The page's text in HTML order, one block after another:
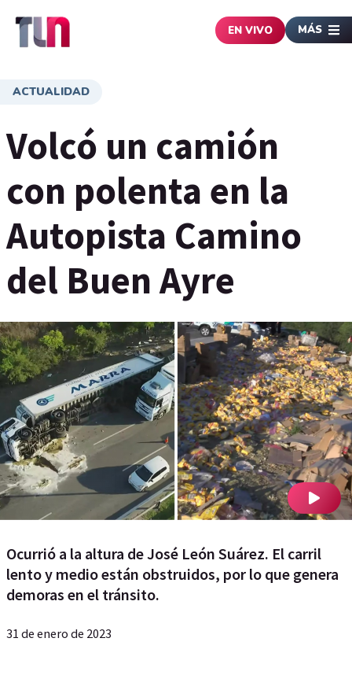
EN VIVO MÁS
ACTUALIDAD
Volcó un camión
con polenta en la
Autopista Camino
del Buen Ayre
Ocurrió a la altura de José León Suárez. El carril
lento y medio están obstruidos, por lo que genera
demoras en el tránsito.
31 de enero de 2023